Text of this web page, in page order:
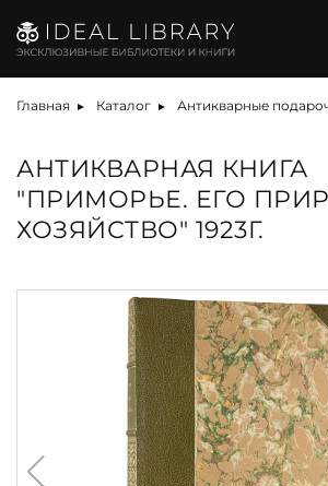
Главная Каталог Антикварные
АНТИКВАРНАЯ КНИГА
"ПРИМОРЬЕ. ЕГО
ХОЗЯЙСТВО" 1923Г.